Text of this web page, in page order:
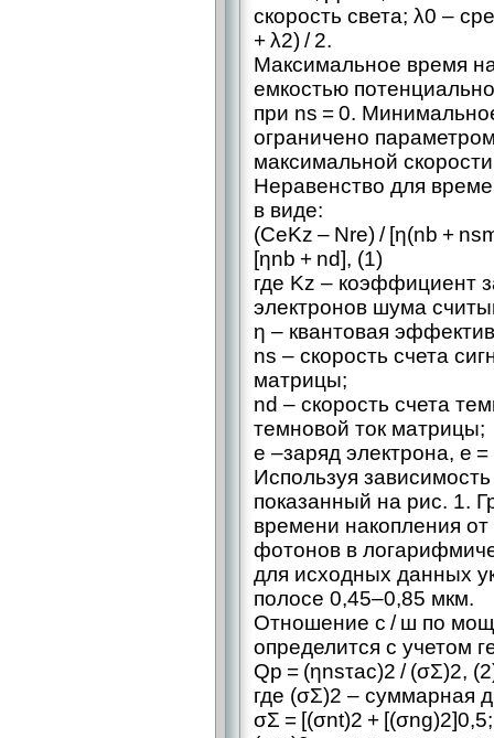
скорость света; λ0 –
+ λ2) / 2.
Максимальное время
емкостью
при ns = 0.
ограничено
максимальной
Неравенство для
в виде:
(СeKz – Nre) / [η(nb +
[ηnb + nd], (1)
где Kz – коэффициент
электронов шума
η – ​квантовая
ns – ​скорость счета
матрицы;
nd – скорость счета
темновой ток матрицы;
e –заряд электрона, e =
Используя
показанный на рис. 1.
времени накопления от
фотонов в
для исходных данных
полосе 0,45–0,85 мкм.
Отношение с / ш по
определится с учетом
Qp = (ηnsτac)2 / (σΣ)2,
где (σΣ)2 – суммарная
σΣ = [(σnt)2 + [(σng)2]0,5;